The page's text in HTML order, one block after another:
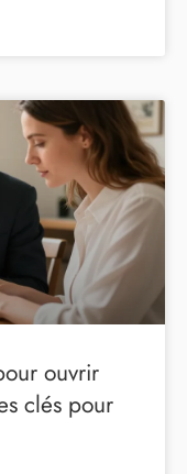
ouvrir
clés pour